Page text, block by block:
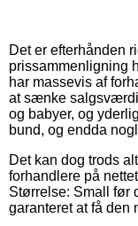
Det er efterhånden
prissammenligning
har massevis af
at sænke
og babyer, og
bund, og endda
Det kan dog trods
forhandlere på
Størrelse: Small før
garanteret at få den